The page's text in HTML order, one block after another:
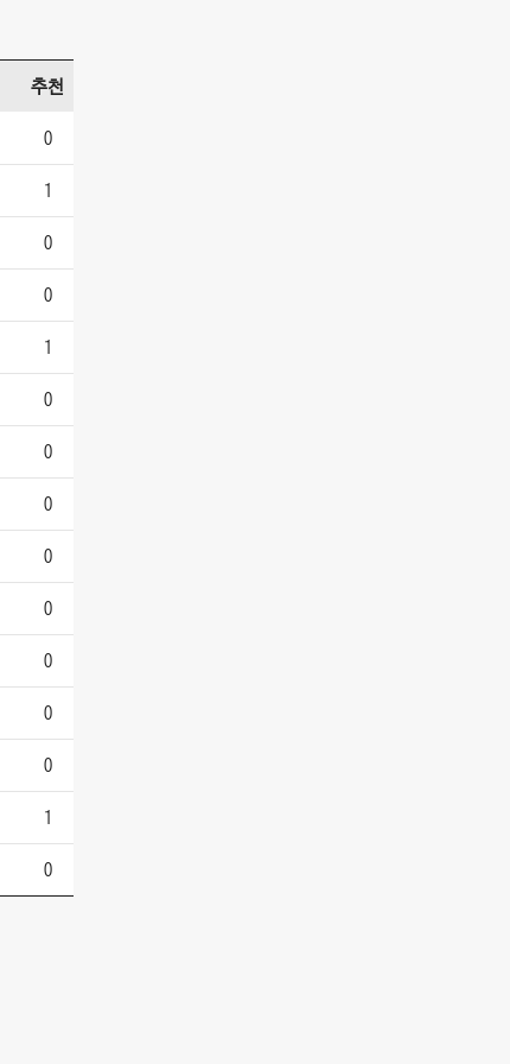
추천
0
1
0
0
1
0
0
0
0
0
0
0
0
1
0